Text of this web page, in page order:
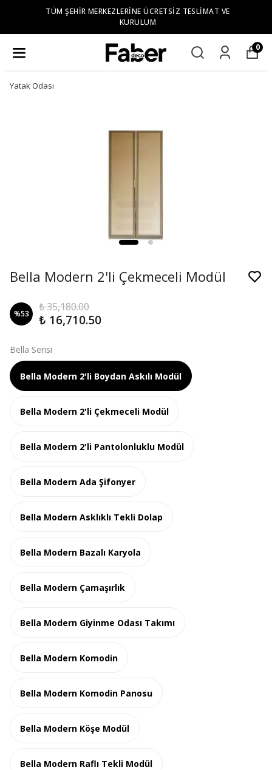
TÜM ŞEHIR MERKEZLERINE ÜCRETSIZ TESLIMAT VE
KURULUM
0
Yatak Odası
Bella Modern 2'li Çekmeceli Modül
%53
₺ 35,180.00
₺ 16,710.50
Bella Serisi
Bella Modern 2'li Boydan Askılı Modül
Bella Modern 2'li Çekmeceli Modül
Bella Modern 2'li Pantolonluklu Modül
Bella Modern Ada Şifonyer
Bella Modern Asklıklı Tekli Dolap
Bella Modern Bazalı Karyola
Bella Modern Çamaşırlık
Bella Modern Giyinme Odası Takımı
Bella Modern Komodin
Bella Modern Komodin Panosu
Bella Modern Köşe Modül
Bella Modern Raflı Tekli Modül